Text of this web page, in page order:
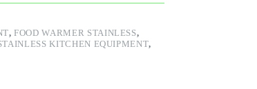
,FOOD WARMER STAINLESS,
KITCHEN EQUIPMENT,